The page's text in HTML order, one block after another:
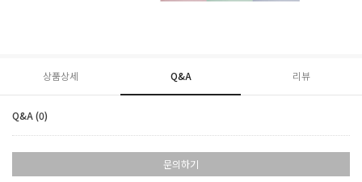
상품상세 Q&A 리뷰
Q&A (0)
문의하기